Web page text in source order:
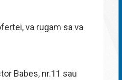
va rugam sa va
Babes, nr.11 sau